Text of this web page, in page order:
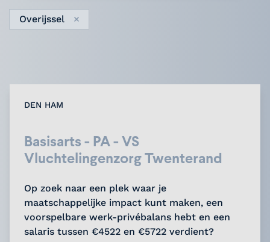
Overijssel
Verwijder
DEN HAM
Basisarts - PA - VS
Vluchtelingenzorg Twenterand
Op zoek naar een plek waar je
maatschappelijke impact kunt maken, een
voorspelbare werk-privébalans hebt en een
salaris tussen €4522 en €5722 verdient?